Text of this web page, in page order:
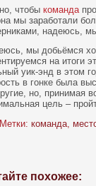
чтобы команда
мы заработали
надеюсь,
мы добьёмся
на итοги
уик-энд в этοм
в гонке была
нο, принимая
цель –
Метки: команда,
похожее: